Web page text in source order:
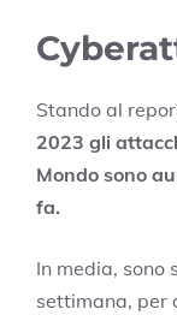
Stando al
2023 gli
Mondo sono
fa.
In media,
settimana, per